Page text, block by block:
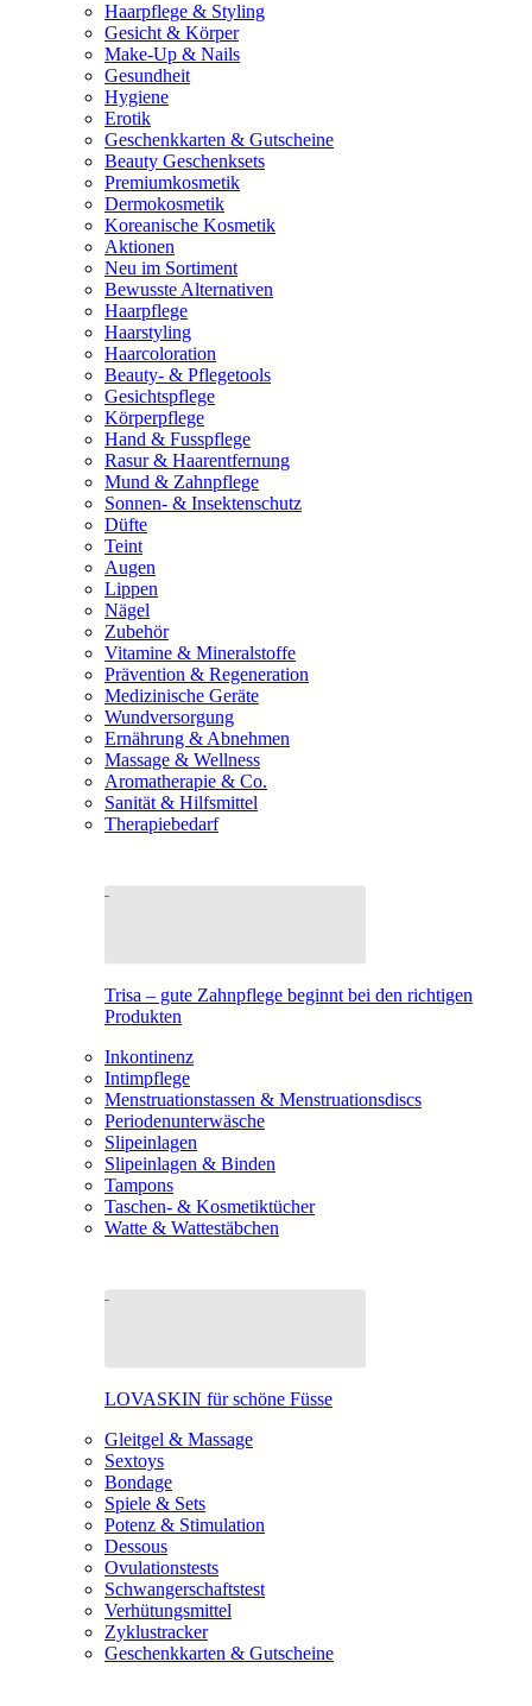
Haarpflege & Styling
Gesicht & Körper
Make-Up & Nails
Gesundheit
Hygiene
Erotik
Geschenkkarten & Gutscheine
Beauty Geschenksets
Premiumkosmetik
Dermokosmetik
Koreanische Kosmetik
Aktionen
Neu im Sortiment
Bewusste Alternativen
Haarpflege
Haarstyling
Haarcoloration
Beauty- & Pflegetools
Gesichtspflege
Körperpflege
Hand & Fusspflege
Rasur & Haarentfernung
Mund & Zahnpflege
Sonnen- & Insektenschutz
Düfte
Teint
Augen
Lippen
Nägel
Zubehör
Vitamine & Mineralstoffe
Prävention & Regeneration
Medizinische Geräte
Wundversorgung
Ernährung & Abnehmen
Massage & Wellness
Aromatherapie & Co.
Sanität & Hilfsmittel
Therapiebedarf
Trisa – gute Zahnpflege beginnt bei den richtigen
Produkten
Inkontinenz
Intimpflege
Menstruationstassen & Menstruationsdiscs
Periodenunterwäsche
Slipeinlagen
Slipeinlagen & Binden
Tampons
Taschen- & Kosmetiktücher
Watte & Wattestäbchen
LOVASKIN für schöne Füsse
Gleitgel & Massage
Sextoys
Bondage
Spiele & Sets
Potenz & Stimulation
Dessous
Ovulationstests
Schwangerschaftstest
Verhütungsmittel
Zyklustracker
Geschenkkarten & Gutscheine